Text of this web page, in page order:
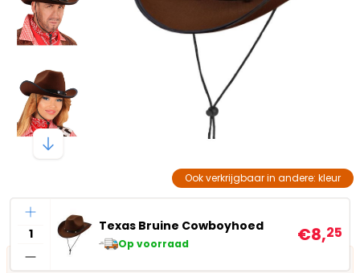
Ook verkrijgbaar in andere: kleur
Aantal
Texas Bruine Cowboyhoed
Op voorraad €8,25